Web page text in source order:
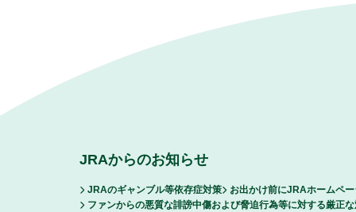
JRAからのお知らせ
JRAのギャンブル等依存症対策
お出かけ前にJRAホームペ
ファンからの悪質な誹謗中傷および脅迫行為等に対する厳正